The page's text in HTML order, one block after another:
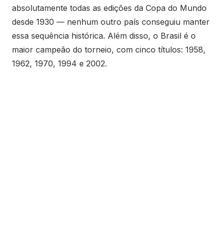
absolutamente todas as edições da Copa do Mundo
desde 1930 — nenhum outro país conseguiu manter
essa sequência histórica. Além disso, o Brasil é o
maior campeão do torneio, com cinco títulos: 1958,
1962, 1970, 1994 e 2002.